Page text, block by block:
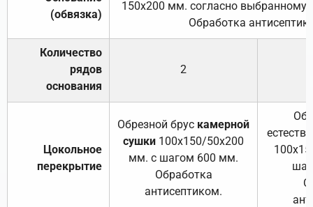
(обвязка)
150х200 мм. согласно выбранному
Обработка
Количество
рядов
основания
2
Цокольное
перекрытие
Обрезной брус камерной
сушки 100х150/50х200
мм. с шагом 600 мм.
Обработка
антисептиком.